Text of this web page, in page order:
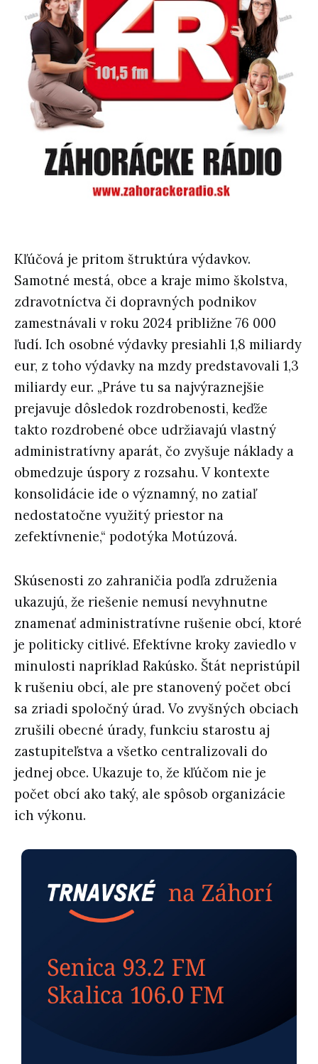
Kľúčová je pritom štruktúra výdavkov.
Samotné mestá, obce a kraje mimo školstva,
zdravotníctva či dopravných podnikov
zamestnávali v roku 2024 približne 76 000
ľudí. Ich osobné výdavky presiahli 1,8 miliardy
eur, z toho výdavky na mzdy predstavovali 1,3
miliardy eur. „Práve tu sa najvýraznejšie
prejavuje dôsledok rozdrobenosti, keďže
takto rozdrobené obce udržiavajú vlastný
administratívny aparát, čo zvyšuje náklady a
obmedzuje úspory z rozsahu. V kontexte
konsolidácie ide o významný, no zatiaľ
nedostatočne využitý priestor na
zefektívnenie,“ podotýka Motúzová.
Skúsenosti zo zahraničia podľa združenia
ukazujú, že riešenie nemusí nevyhnutne
znamenať administratívne rušenie obcí, ktoré
je politicky citlivé. Efektívne kroky zaviedlo v
minulosti napríklad Rakúsko. Štát nepristúpil
k rušeniu obcí, ale pre stanovený počet obcí
sa zriadi spoločný úrad. Vo zvyšných obciach
zrušili obecné úrady, funkciu starostu aj
zastupiteľstva a všetko centralizovali do
jednej obce. Ukazuje to, že kľúčom nie je
počet obcí ako taký, ale spôsob organizácie
ich výkonu.